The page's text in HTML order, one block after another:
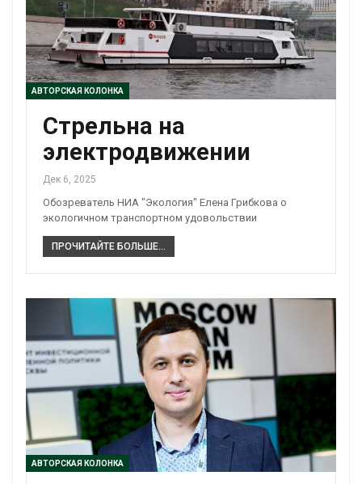
АВТОРСКАЯ КОЛОНКА
Стрельна на
электродвижении
Дек 6, 2025
Обозреватель НИА "Экология" Елена Грибкова о
экологичном транспортном удовольствии
ПРОЧИТАЙТЕ БОЛЬШЕ...
АВТОРСКАЯ КОЛОНКА